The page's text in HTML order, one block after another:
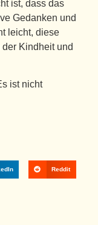
ist, dass das
Gedanken und
leicht, diese
Kindheit und
ist nicht
Reddit